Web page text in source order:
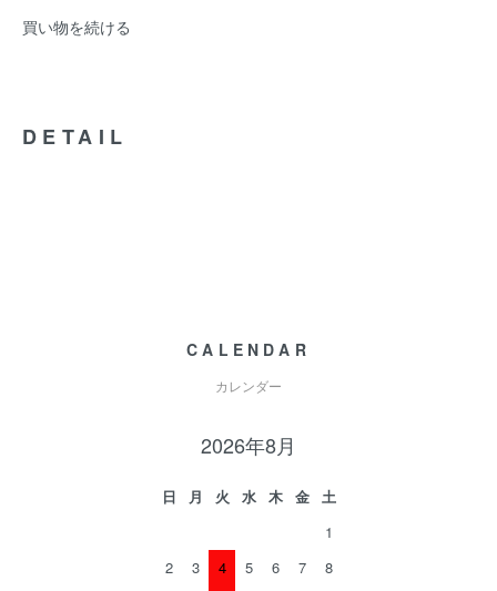
買い物を続ける
DETAIL
CALENDAR
カレンダー
2026年8月
日 月 火 水 木 金
土
1
2
3 4 5 6 7
8